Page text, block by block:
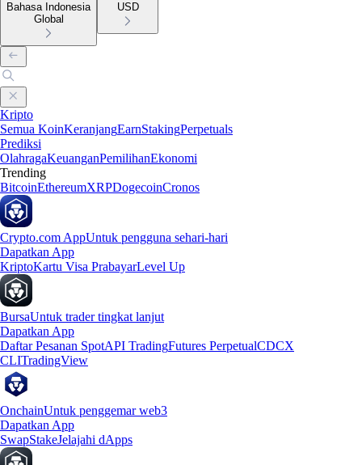
Bahasa Indonesia
Global
USD
Kripto
Semua KoinKeranjangEarnStakingPerpetuals
Prediksi
OlahragaKeuanganPemilihanEkonomi
Trending
BitcoinEthereumXRPDogecoinCronos
Crypto.com AppUntuk pengguna sehari-hari
Dapatkan App
KriptoKartu Visa PrabayarLevel Up
BursaUntuk trader tingkat lanjut
Dapatkan App
Daftar Pesanan SpotAPI TradingFutures PerpetualCDCX
CLITradingView
OnchainUntuk penggemar web3
Dapatkan App
SwapStakeJelajahi dApps